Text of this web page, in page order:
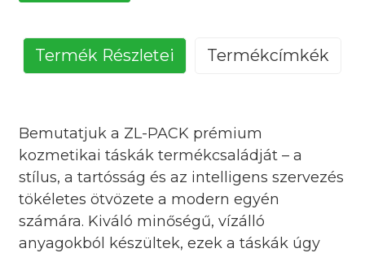
Termék Részletei Termékcímkék
Bemutatjuk a ZL-PACK prémium
kozmetikai táskák termékcsaládját – a
stílus, a tartósság és az intelligens szervezés
tökéletes ötvözete a modern egyén
számára. Kiváló minőségű, vízálló
anyagokból készültek, ezek a táskák úgy